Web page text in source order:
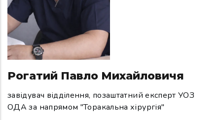
Рогатий Павло Михайловичя
завідувач відділення, позаштатний експерт УОЗ
ОДА за напрямом "Торакальна хірургія"